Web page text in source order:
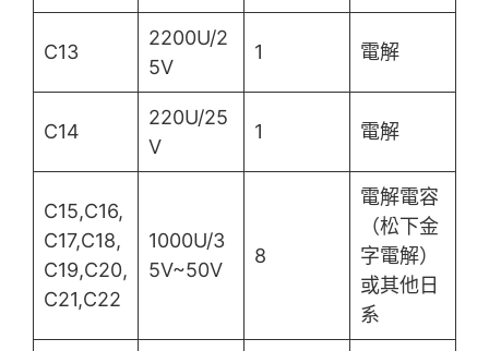
C13
2200U/2
5V
1 電解
C14
220U/25
V
1 電解
C15,C16,
C17,C18,
C19,C20,
C21,C22
1000U/3
5V~50V
8
電解電容
（松下金
字電解）
或其他日
系